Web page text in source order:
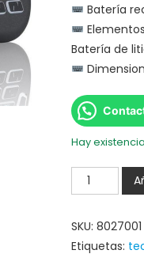
Batería
Batería de
Hay
SKU: 8027001
Etiquetas: